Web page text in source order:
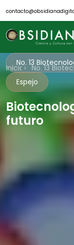
search
Inicio
Nosotros
Revistas
Científicos
Blog
Inicio No. 13
No. 13
Espejo
futuro